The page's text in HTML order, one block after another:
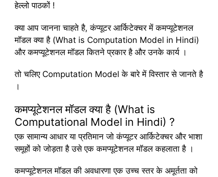
हेल्लो पाठकों !
क्या आप जानना चाहते है, कंप्यूटर आर्किटेक्चर में कमप्यूटेशनल
मॉडल क्या है (What is Computation Model in Hindi)
और कमप्यूटेशनल मॉडल कितने प्रकार है और उनके कार्य ।
तो चलिए Computation Model के बारे में विस्तार से जानते है
।
कमप्यूटेशनल मॉडल क्या है (What is
Computational Model in Hindi) ?
एक सामान्य आधार या प्रतिमान जो कंप्यूटर आर्किटेक्चर और भाशा
समूहों को जोड़ता है उसे एक कमप्यूटेशनल मॉडल कहलाता है ।
कमप्यूटेशनल मॉडल की अवधारणा एक उच्च स्तर के अमूर्तता को